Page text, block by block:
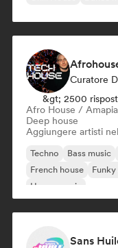
Curatore
&gt; 2500
Afro House /
Deep house
Aggiungere artisti
Techno Bass music
French house
House music
Sans